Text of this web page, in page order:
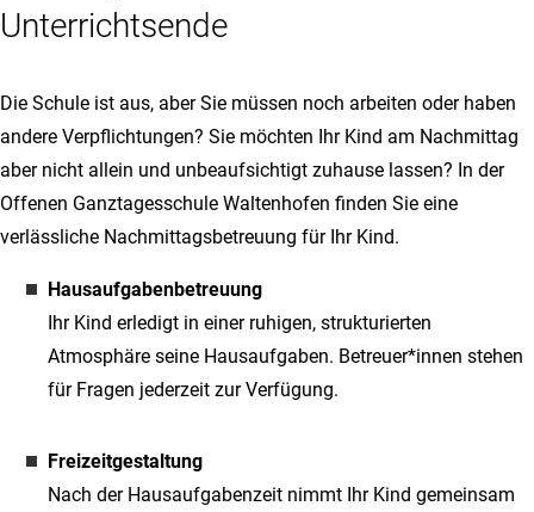
Unterrichtsende
Die Schule ist aus, aber Sie müssen noch arbeiten oder haben
andere Verpflichtungen? Sie möchten Ihr Kind am Nachmittag
aber nicht allein und unbeaufsichtigt zuhause lassen? In der
Offenen Ganztagesschule Waltenhofen finden Sie eine
verlässliche Nachmittagsbetreuung für Ihr Kind.
Hausaufgabenbetreuung
Ihr Kind erledigt in einer ruhigen, strukturierten
Atmosphäre seine Hausaufgaben. Betreuer*innen stehen
für Fragen jederzeit zur Verfügung.
Freizeitgestaltung
Nach der Hausaufgabenzeit nimmt Ihr Kind gemeinsam